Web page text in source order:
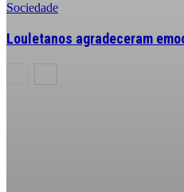
Sociedade
Louletanos agradeceram